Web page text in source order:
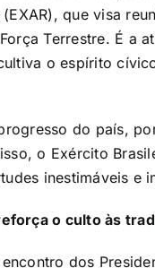
que visa
Terrestre. É a
o espírito
do país,
o Exército
inestimáveis e
o culto às
dos